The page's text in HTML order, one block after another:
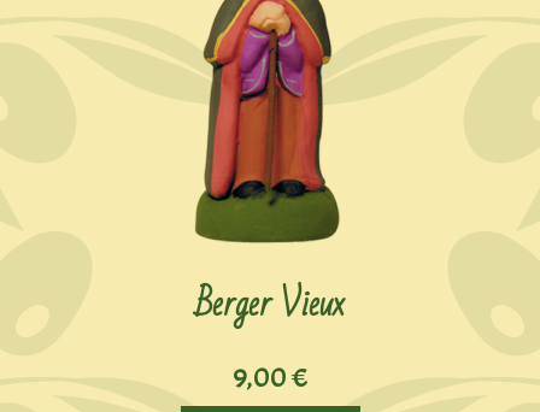
Berger Vieux
9,00€